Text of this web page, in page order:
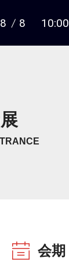
8 8 10:00
会期